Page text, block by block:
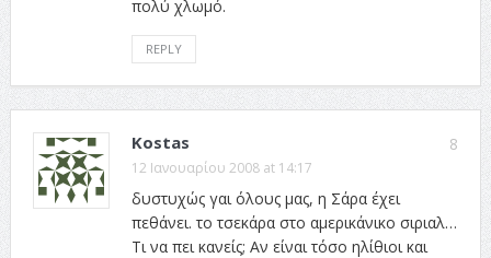
πολύ χλωμό.
REPLY
8
Kostas
12 Ιανουαρίου 2008 at 14:17
δυστυχώς γαι όλους μας, η Σάρα έχει
πεθάνει. το τσεκάρα στο αμερικάνικο σιριαλ…
Τι να πει κανείς; Αν είναι τόσο ηλίθιοι και